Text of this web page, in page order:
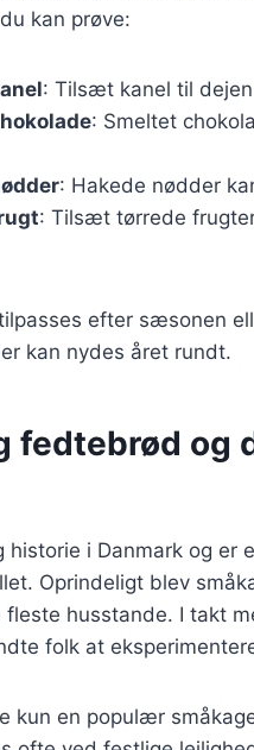
kan prøve:
: Tilsæt kanel til
: Smeltet
: Hakede nødder
: Tilsæt tørrede
efter sæsonen
kan nydes året rundt.
fedtebrød og
historie i Danmark og
Oprindeligt blev
husstande. I takt
folk at
kun en populær